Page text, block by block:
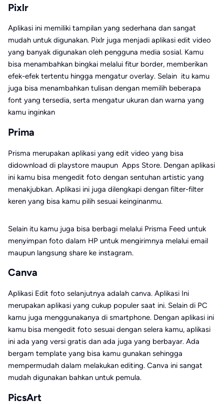
Pixlr
Aplikasi ini memiliki tampilan yang sederhana dan sangat
mudah untuk digunakan. Pixlr juga menjadi aplikasi edit video
yang banyak digunakan oleh pengguna media sosial. Kamu
bisa menambahkan bingkai melalui fitur border, memberikan
efek-efek tertentu hingga mengatur overlay. Selain itu kamu
juga bisa menambahkan tulisan dengan memilih beberapa
font yang tersedia, serta mengatur ukuran dan warna yang
kamu inginkan
Prima
Prisma merupakan aplikasi yang edit video yang bisa
didownload di playstore maupun Apps Store. Dengan aplikasi
ini kamu bisa mengedit foto dengan sentuhan artistic yang
menakjubkan. Aplikasi ini juga dilengkapi dengan filter-filter
keren yang bisa kamu pilih sesuai keinginanmu.
Selain itu kamu juga bisa berbagi melalui Prisma Feed untuk
menyimpan foto dalam HP untuk mengirimnya melalui email
maupun langsung share ke instagram.
Canva
Aplikasi Edit foto selanjutnya adalah canva. Aplikasi Ini
merupakan aplikasi yang cukup populer saat ini. Selain di PC
kamu juga menggunakanya di smartphone. Dengan aplikasi ini
kamu bisa mengedit foto sesuai dengan selera kamu, aplikasi
ini ada yang versi gratis dan ada juga yang berbayar. Ada
bergam template yang bisa kamu gunakan sehingga
mempermudah dalam melakukan editing. Canva ini sangat
mudah digunakan bahkan untuk pemula.
PicsArt